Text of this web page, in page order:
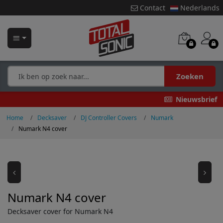
Contact Nederlands
Zoeken
Nieuwsbrief
Home Decksaver DJ Controller Covers
Numark
Numark N4 cover
Numark N4 cover
Decksaver cover for Numark N4